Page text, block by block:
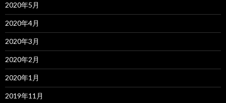
2020年5月
2020年4月
2020年3月
2020年2月
2020年1月
2019年11月